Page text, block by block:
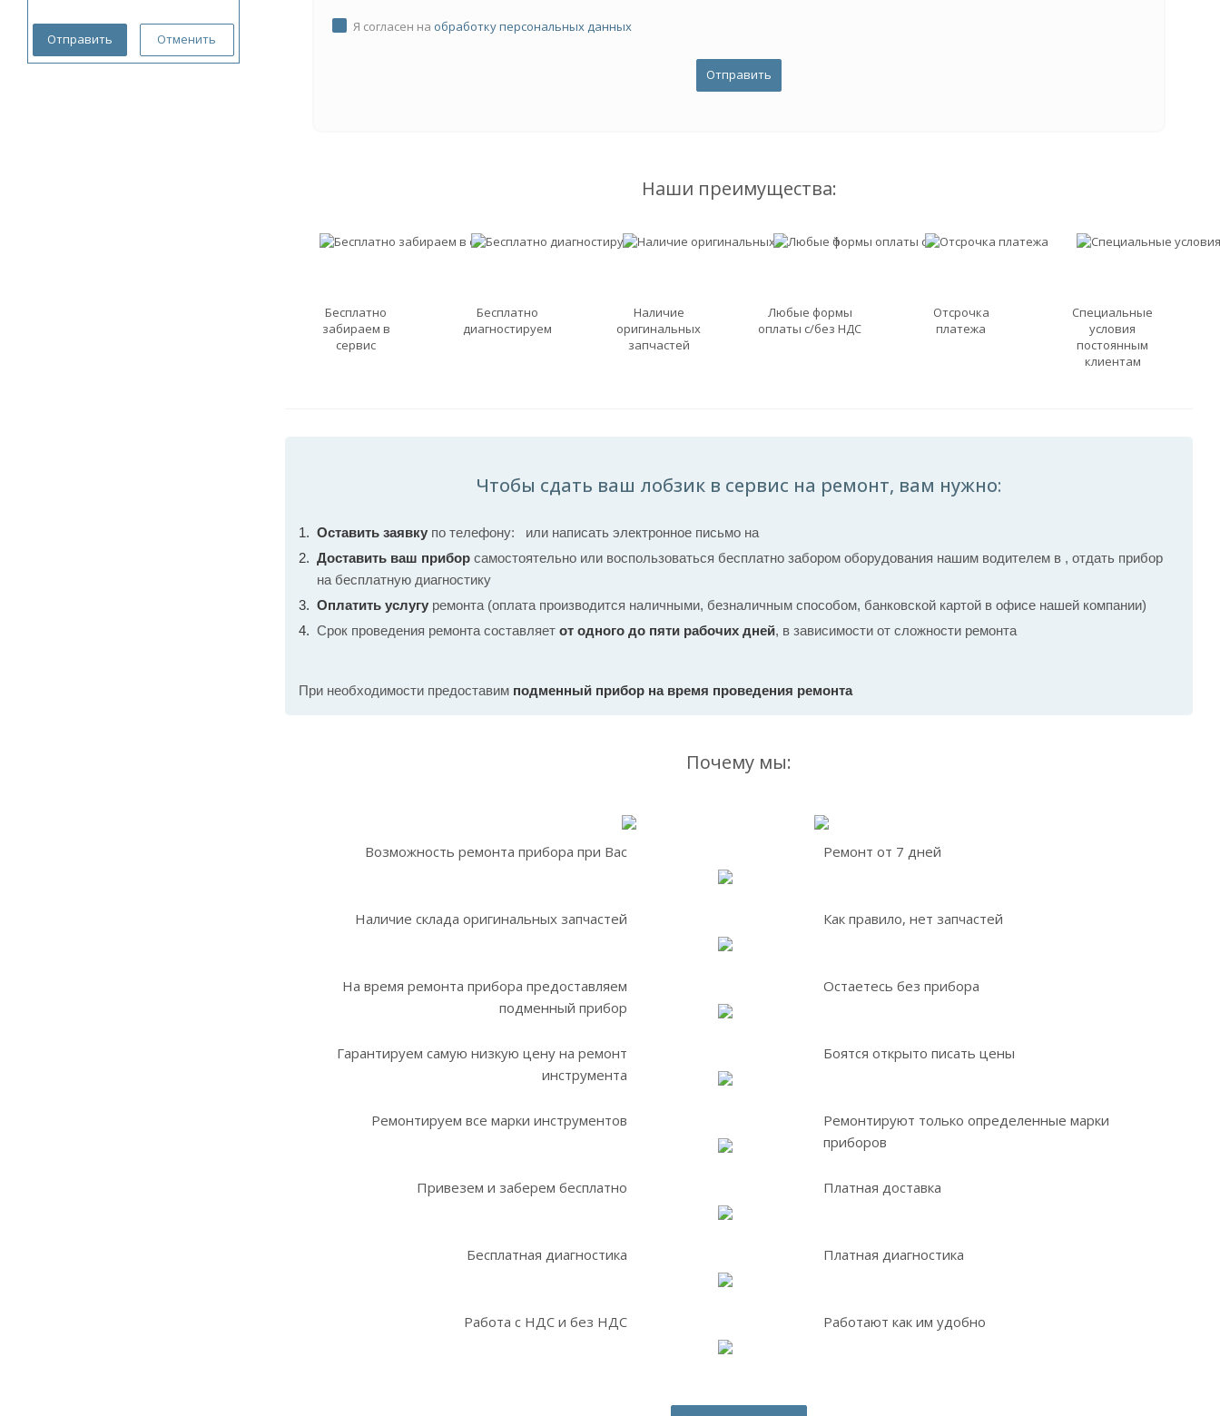
Я согласен на обработку персональных данных
Наши преимущества:
Бесплатно
забираем в
сервис
Бесплатно
диагностируем
Наличие
оригинальных
запчастей
Любые формы
оплаты с/без НДС
Отсрочка
платежа
Специальные
условия
постоянным
клиентам
Чтобы сдать ваш лобзик в сервис на ремонт, вам нужно:
Оставить заявку по телефону:
или написать электронное письмо на
Доставить ваш прибор самостоятельно или воспользоваться бесплатно забором оборудования нашим водителем в , отдать прибор
на бесплатную диагностику
Оплатить услугу ремонта (оплата производится наличными, безналичным способом, банковской картой в офисе нашей компании)
Срок проведения ремонта составляет от одного до пяти рабочих дней, в зависимости от сложности ремонта
При необходимости предоставим подменный прибор на время проведения ремонта
Почему мы:
Возможность ремонта прибора при Вас
Наличие склада оригинальных запчастей
На время ремонта прибора предоставляем
подменный прибор
Гарантируем самую низкую цену на ремонт
инструмента
Ремонтируем все марки инструментов
Привезем и заберем бесплатно
Бесплатная диагностика
Работа с НДС и без НДС
Ремонт от 7 дней
Как правило, нет запчастей
Остаетесь без прибора
Боятся открыто писать цены
Ремонтируют только определенные марки
приборов
Платная доставка
Платная диагностика
Работают как им удобно
Отменить